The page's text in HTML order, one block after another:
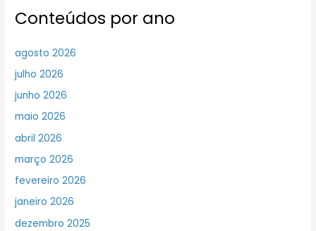
Conteúdos por ano
agosto 2026
julho 2026
junho 2026
maio 2026
abril 2026
março 2026
fevereiro 2026
janeiro 2026
dezembro 2025